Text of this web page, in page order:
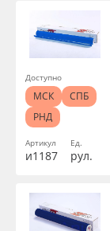
Артикул
и1187
Ед.
рул.
Доступно
МСК
СПБ
РНД